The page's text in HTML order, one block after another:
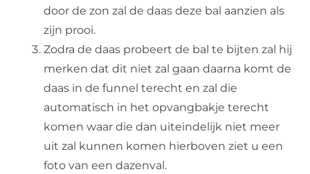
door de zon zal de daas deze bal aanzien als
zijn prooi.
Zodra de daas probeert de bal te bijten zal hij
merken dat dit niet zal gaan daarna komt de
daas in de funnel terecht en zal die
automatisch in het opvangbakje terecht
komen waar die dan uiteindelijk niet meer
uit zal kunnen komen hierboven ziet u een
foto van een dazenval.